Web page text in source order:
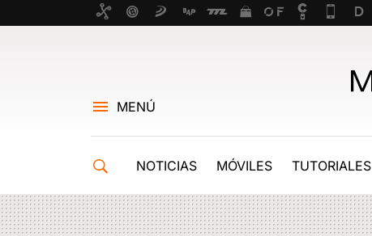
MENÚ
NOTICIAS MÓVILES TUTORIALES